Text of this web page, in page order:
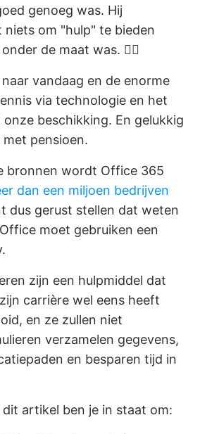
genoeg was. Hij
niets om "hulp" te bieden
de maat was. 😵‍💫
vandaag en de enorme
via technologie en het
beschikking. En gelukkig
pensioen.
bronnen wordt Office 365
dan een miljoen bedrijven
dus gerust stellen dat weten
moet gebruiken een
zijn een hulpmiddel dat
carrière wel eens heeft
en ze zullen niet
verzamelen gegevens,
en besparen tijd in
artikel ben je in staat om: